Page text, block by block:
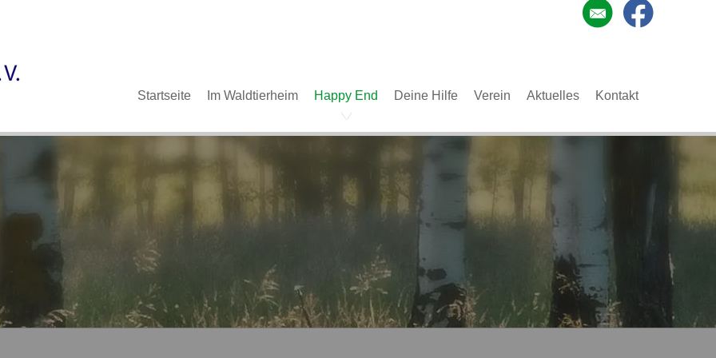
Navigation
überspringen
Startseite Im Waldtierheim Happy End Deine Hilfe Verein Aktuelles Kontakt